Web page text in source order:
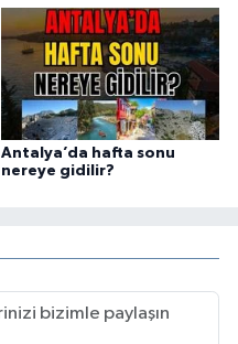
Antalya’da hafta sonu
nereye gidilir?